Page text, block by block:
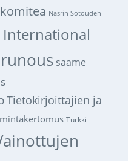
Nasrin Sotoudeh
International
runous saame
Tietokirjoittajien ja
Turkki